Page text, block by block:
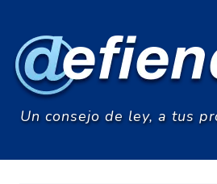
contenido
Un consejo de ley, a tus